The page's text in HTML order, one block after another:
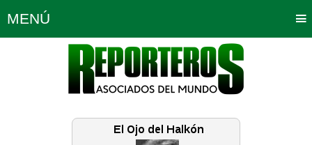
MENÚ
Política Opinión Bogotá
Planeta Tierra Deportes
Educación Neira